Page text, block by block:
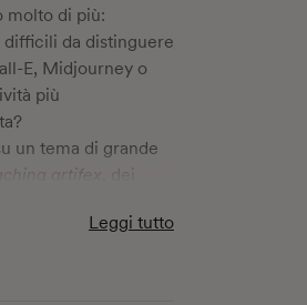
molto di più:
da distinguere
E, Midjourney o
più
un tema di grande
artifex
, dei
un concetto di arte
Leggi tutto